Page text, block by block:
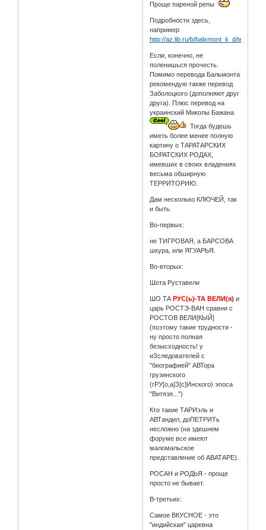
Проще пареной репы
Подробности здесь,
например
http://az.lib.ru/b/balxmont_k_d/
Если, конечно, не
поленишься прочесть.
Помимо перевода Бальмонта
рекомендую также перевод
Заболоцкого (дополняют друг
друга). Плюс перевод на
украинский Миколы Бажана
Тогда будешь
иметь более менее полную
картину о ТАРАТАРСКИХ
БОРАТСКИХ РОДАХ,
имевших в своих владениях
весьма обширную
ТЕРРИТОРИЮ.
Дам несколько КЛЮЧЕЙ, так
и быть.
Во-первых:
не ТИГРОВАЯ, а БАРСОВА
шкура, или ЯГУАРЬЯ.
Во-вторых:
Шота Руставели
ШО ТАРУС(ь)-ТА ВЕЛИ(я) и
царь РОСТЭ-ВАН сравни с
РОСТОВ ВЕЛИ[КЫЙ]
(поэтому такие трудности -
ну просто полная
безысходность! у
иЗследователей с
"биографией" АВТора
грузинского
(гРУ[о,а]З[с]Инского) эпоса
"Витязя...")
Кто такие ТАРИэль и
АВТандил, доПЕТРИТь
несложно (на здешнем
форуме все имеют
маломальское
представление об АВАТАРЕ).
РОСАН и РОДЬЯ - проще
просто не бывает.
В-третьих:
Самое ВКУСНОЕ - это
"индийская" царевна